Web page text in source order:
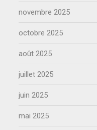
novembre 2025
octobre 2025
août 2025
juillet 2025
juin 2025
mai 2025